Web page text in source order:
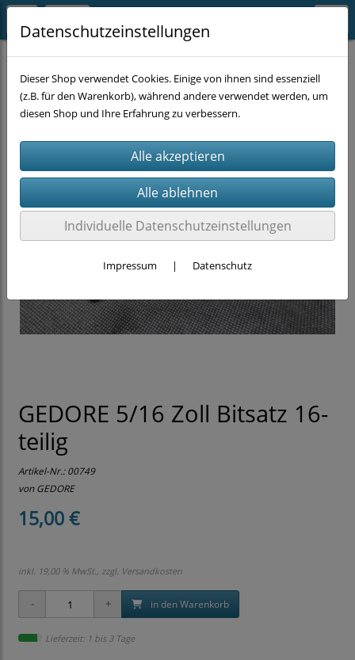
GEDORE Deals
GEDORE 5/16 Zoll Bitsatz 16-
teilig
Artikel-Nr.:00749
von GEDORE
15,00 €
inkl. 19,00 % MwSt., zzgl. Versandkosten
in den Warenkorb
Lieferzeit: 1 bis 3 Tage
Datenschutzeinstellungen
Dieser Shop verwendet Cookies. Einige von ihnen sind essenziell
(z.B. für den Warenkorb), während andere verwendet werden, um
diesen Shop und Ihre Erfahrung zu verbessern.
Individuelle Datenschutzeinstellungen
Impressum | Datenschutz